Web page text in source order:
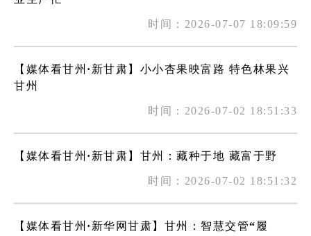
时间：2026-07-07 18:09:59
【媒体看甘州·新甘肃】小小杏果映富路 特色林果兴
甘州
时间：2026-07-02 18:51:33
【媒体看甘州·新甘肃】甘州：藏种于地 藏富于野
时间：2026-07-02 18:51:32
【媒体看甘州·新华网甘肃】甘州：智慧交管“履